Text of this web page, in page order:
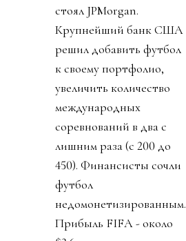
стоял JPMorgan.
Крупнейший банк США
решил добавить футбол
к своему портфолио,
увеличить количество
международных
соревнований в два с
лишним раза (с 200 до
450). Финансисты сочли
футбол
недомонетизированным.
Прибыль FIFA - около